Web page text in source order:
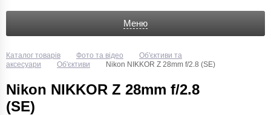
Меню
Каталог товарів Фото та відео
Об'єктиви та
аксесуари
Об'єктиви Nikon NIKKOR Z 28mm f/2.8 (SE)
Nikon NIKKOR Z 28mm f/2.8
(SE)